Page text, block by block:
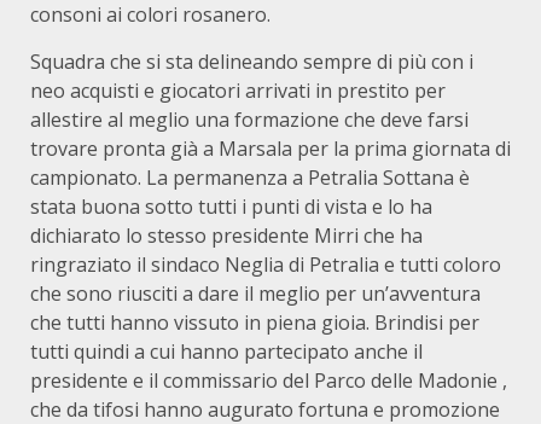
consoni ai colori rosanero.
Squadra che si sta delineando sempre di più con i
neo acquisti e giocatori arrivati in prestito per
allestire al meglio una formazione che deve farsi
trovare pronta già a Marsala per la prima giornata di
campionato. La permanenza a Petralia Sottana è
stata buona sotto tutti i punti di vista e lo ha
dichiarato lo stesso presidente Mirri che ha
ringraziato il sindaco Neglia di Petralia e tutti coloro
che sono riusciti a dare il meglio per un’avventura
che tutti hanno vissuto in piena gioia. Brindisi per
tutti quindi a cui hanno partecipato anche il
presidente e il commissario del Parco delle Madonie ,
che da tifosi hanno augurato fortuna e promozione